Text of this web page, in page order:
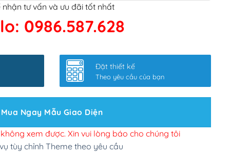
Code ngân hàng(+100,000₫)
kết google, cập nhật sitemap(+50,000₫)
slider chính (+200,000₫)
site Wordpress(+100,000₫)
đăng web(+300,000₫)
tuỳ chọn (+2,000,000₫)
tư vấn và ưu đãi tốt nhất
0986.587.628
Đặt thiết kế
Theo yêu cầu của bạn
Mua Ngay Mẫu Giao Diện
xem được. Xin vui lòng báo cho chúng tôi
tùy chỉnh Theme theo yêu cầu